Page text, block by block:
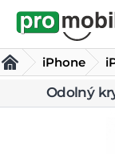
iPhone
Odolný